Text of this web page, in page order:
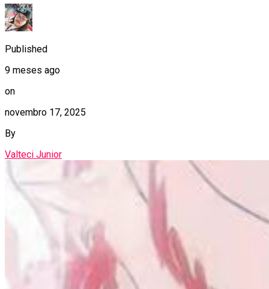
Published
9 meses ago
on
novembro 17, 2025
By
Valteci Junior